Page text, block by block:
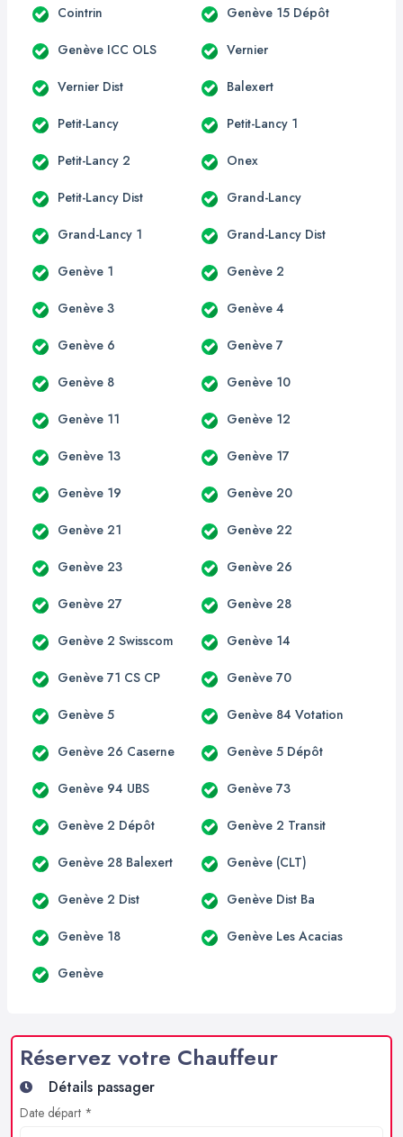
Cointrin Genève 15 Dépôt
Genève ICC OLS Vernier
Vernier Dist Balexert
Petit-Lancy Petit-Lancy 1
Petit-Lancy 2 Onex
Petit-Lancy Dist Grand-Lancy
Grand-Lancy 1 Grand-Lancy Dist
Genève 1 Genève 2
Genève 3 Genève 4
Genève 6 Genève 7
Genève 8 Genève 10
Genève 11 Genève 12
Genève 13 Genève 17
Genève 19 Genève 20
Genève 21 Genève 22
Genève 23 Genève 26
Genève 27 Genève 28
Genève 2 Swisscom Genève 14
Genève 71 CS CP Genève 70
Genève 5 Genève 84 Votation
Genève 26 Caserne Genève 5 Dépôt
Genève 94 UBS Genève 73
Genève 2 Dépôt Genève 2 Transit
Genève 28 Balexert Genève (CLT)
Genève 2 Dist Genève Dist Ba
Genève 18 Genève Les Acacias
Genève
Réservez votre Chauffeur
Détails passager
Date départ *